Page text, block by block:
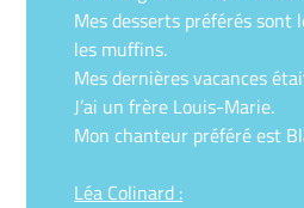
Mes desserts préférés sont
les muffins.
Mes dernières vacances
J’ai un frère Louis-Marie.
Mon chanteur préféré est
Léa Colinard :